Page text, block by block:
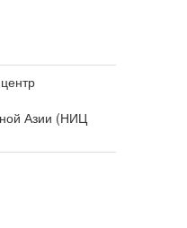
Азии (НИЦ